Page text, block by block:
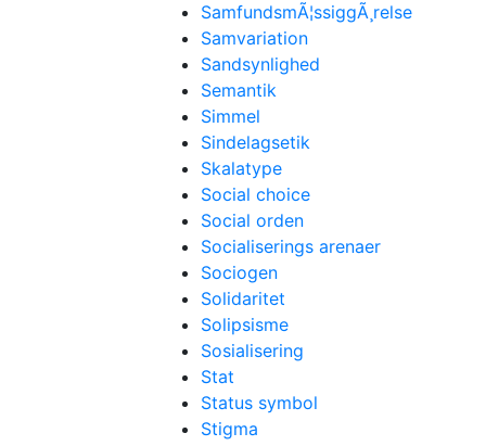
SamfundsmÃ¦ssiggÃ¸relse
Samvariation
Sandsynlighed
Semantik
Simmel
Sindelagsetik
Skalatype
Social choice
Social orden
Socialiserings arenaer
Sociogen
Solidaritet
Solipsisme
Sosialisering
Stat
Status symbol
Stigma